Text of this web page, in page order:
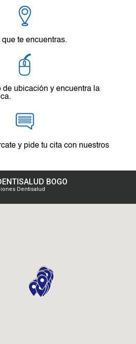
te encuentras.
de ubicación y encuentra la
y pide tu cita con nuestros